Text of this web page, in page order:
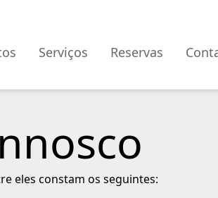
Serviços Reservas
eles constam os seguintes: